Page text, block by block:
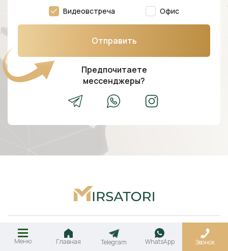
Видеовстреча Офис
Отправить
Предпочитаете
мессенджеры?
Меню Главная Telegram WhatsApp Звонок
ВНЖ